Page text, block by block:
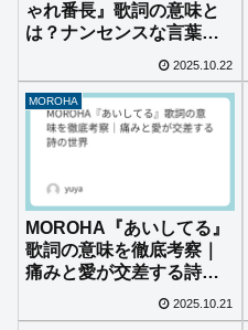
ゃれ番長』歌詞の意味と
は？ナンセンスな言葉に
考察！
2025.10.22
MOROHA
MOROHA『あいしてる』
歌詞の意味を徹底考察｜
痛みと愛が交差する詩の
2025.10.21